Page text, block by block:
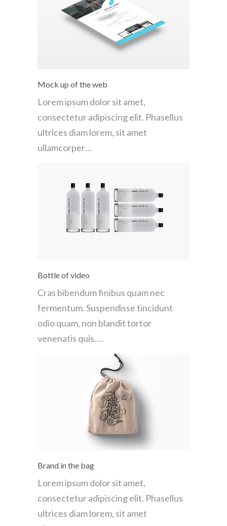
Mock up of the web
Lorem ipsum dolor sit amet,
consectetur adipiscing elit. Phasellus
ultrices diam lorem, sit amet
ullamcorper…
Bottle of video
Cras bibendum finibus quam nec
fermentum. Suspendisse tincidunt
odio quam, non blandit tortor
venenatis quis.…
Brand in the bag
Lorem ipsum dolor sit amet,
consectetur adipiscing elit. Phasellus
ultrices diam lorem, sit amet